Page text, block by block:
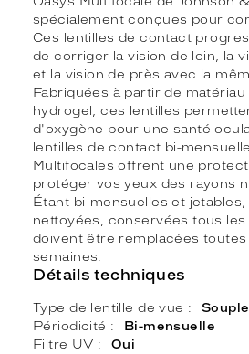
spécialement conçues pour
Ces lentilles de contact
de corriger la vision de loin, la
et la vision de près avec la
Fabriquées à partir de
hydrogel, ces lentilles
d'oxygène pour une santé
lentilles de contact bi-
Multifocales offrent une
protéger vos yeux des rayons
Étant bi-mensuelles et
nettoyées, conservées tous les
doivent être remplacées toutes
semaines.
Détails techniques
Type de lentille de vue
Souple
Périodicité
Bi-mensuelle
Filtre UV
Oui